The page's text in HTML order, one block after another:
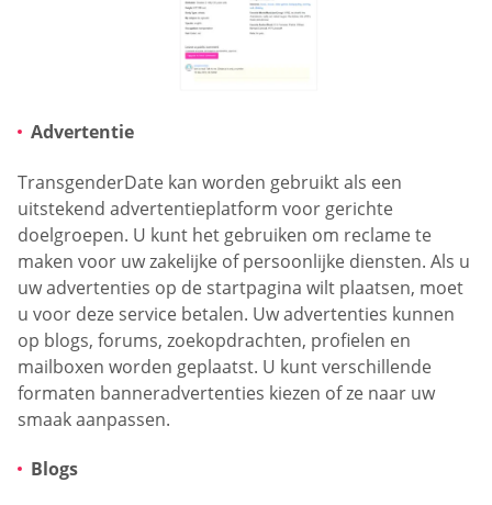
Advertentie
TransgenderDate kan worden gebruikt als een
uitstekend advertentieplatform voor gerichte
doelgroepen. U kunt het gebruiken om reclame te
maken voor uw zakelijke of persoonlijke diensten. Als u
uw advertenties op de startpagina wilt plaatsen, moet
u voor deze service betalen. Uw advertenties kunnen
op blogs, forums, zoekopdrachten, profielen en
mailboxen worden geplaatst. U kunt verschillende
formaten banneradvertenties kiezen of ze naar uw
smaak aanpassen.
Blogs